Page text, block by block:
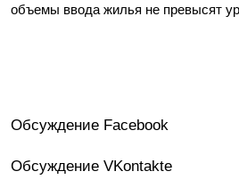
объемы ввода жилья не превысят
Обсуждение Facebook
Обсуждение VKontakte